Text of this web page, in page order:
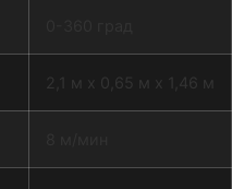
2,1 м х 0,65 м х 1,46 м